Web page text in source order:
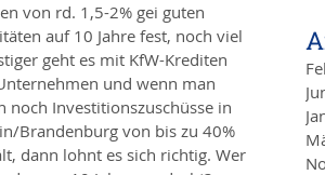
von rd. 1,5-2% gei guten
auf 10 Jahre fest, noch viel
geht es mit KfW-Krediten
und wenn man
noch Investitionszuschüsse in
Brandenburg von bis zu 40%
dann lohnt es sich richtig. Wer